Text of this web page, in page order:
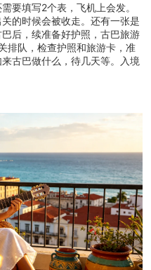
要填写2个表，飞机上会发。
的时候会被收走。还有一张是
后，续准备好护照，古巴旅游
排队，检查护照和旅游卡，准
古巴做什么，待几天等。入境